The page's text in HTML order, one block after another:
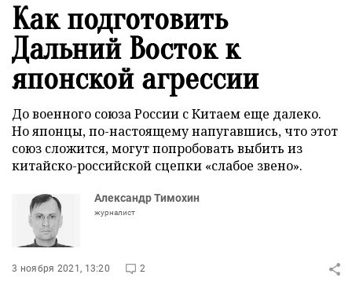
Как подготовить
Дальний Восток к
японской агрессии
До военного союза России с Китаем еще далеко.
Но японцы, по-настоящему напугавшись, что этот
союз сложится, могут попробовать выбить из
китайско-российской сцепки «слабое звено».
Александр Тимохин
журналист
3 ноября 2021, 13:20 2